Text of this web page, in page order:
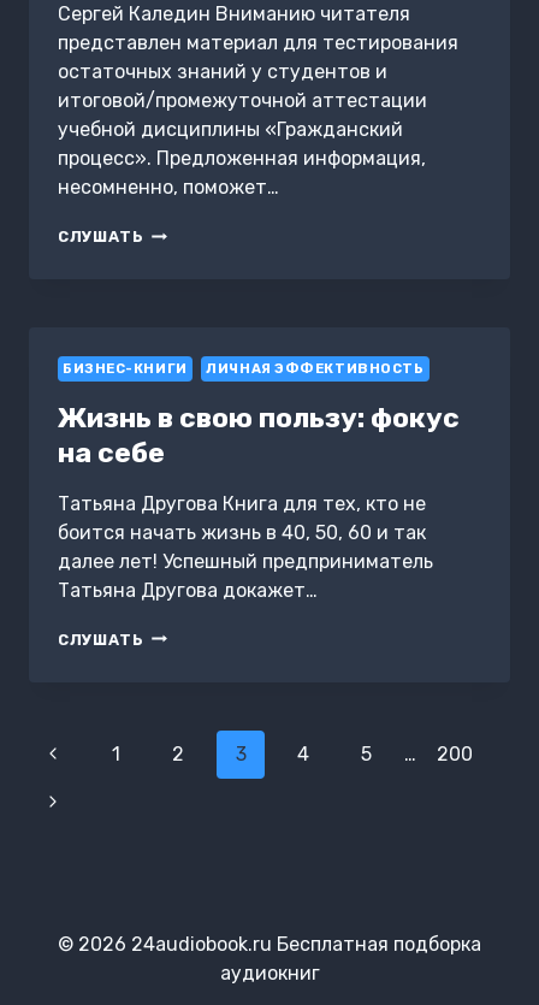
Сергей Каледин Вниманию читателя
представлен материал для тестирования
остаточных знаний у студентов и
итоговой/промежуточной аттестации
учебной дисциплины «Гражданский
процесс». Предложенная информация,
несомненно, поможет…
СЛУШАТЬ ГРАЖДАНСКИЙ
БИЗНЕС-КНИГИ ЛИЧНАЯ ЭФФЕКТИВНОСТЬ
Жизнь в свою пользу: фокус
на себе
Татьяна Другова Книга для тех, кто не
боится начать жизнь в 40, 50, 60 и так
далее лет! Успешный предприниматель
Татьяна Другова докажет…
СЛУШАТЬ ЖИЗНЬ
Навигация
страницам
Предыдущая
страница
1 2 3 4 5 … 200
Следующая
© 2026 24audiobook.ru Бесплатная подборка
аудиокниг